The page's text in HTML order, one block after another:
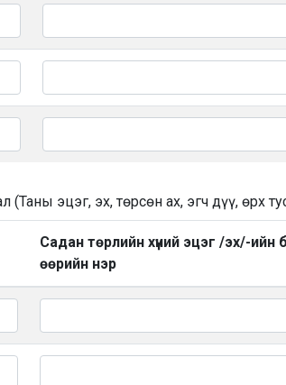
(Таны эцэг, эх, төрсөн ах, эгч дүү, өрх
Садан төрлийн хүний эцэг /эх/-ийн
өөрийн нэр